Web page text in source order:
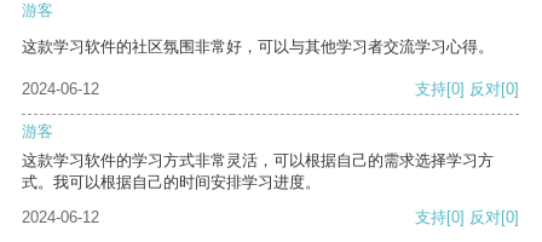
游客
这款学习软件的社区氛围非常好，可以与其他学习者交流学习心得。
2024-06-12 支持[0] 反对[0]
游客
这款学习软件的学习方式非常灵活，可以根据自己的需求选择学习方
式。我可以根据自己的时间安排学习进度。
2024-06-12
支持[0] 反对[0]